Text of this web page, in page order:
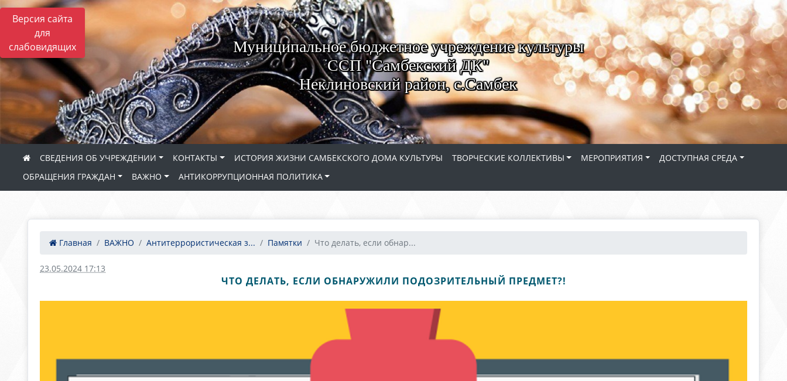
Версия сайта
для
слабовидящих
Муниципальное бюджетное учреждение культуры
ССП "Самбекский ДК"
Неклиновский район, с.Самбек
СВЕДЕНИЯ ОБ УЧРЕЖДЕНИИ КОНТАКТЫ ИСТОРИЯ ЖИЗНИ САМБЕКСКОГО ДОМА КУЛЬТУРЫ ТВОРЧЕСКИЕ КОЛЛЕКТИВЫ МЕРОПРИЯТИЯ
ДОСТУПНАЯ СРЕДА
ОБРАЩЕНИЯ ГРАЖДАН
ВАЖНО АНТИКОРРУПЦИОННАЯ ПОЛИТИКА
Главная ВАЖНО Антитеррористическая з... Памятки Что делать, если обнар...
23.05.2024 17:13
ЧТО ДЕЛАТЬ, ЕСЛИ ОБНАРУЖИЛИ ПОДОЗРИТЕЛЬНЫЙ ПРЕДМЕТ?!